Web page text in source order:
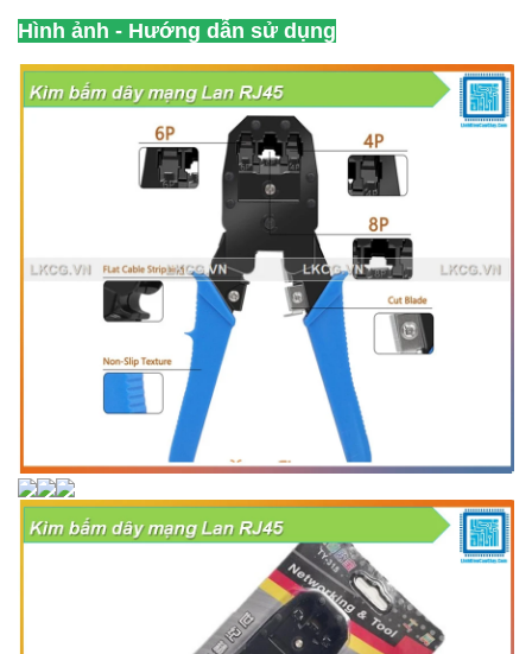
Hình ảnh - Hướng dẫn sử dụng